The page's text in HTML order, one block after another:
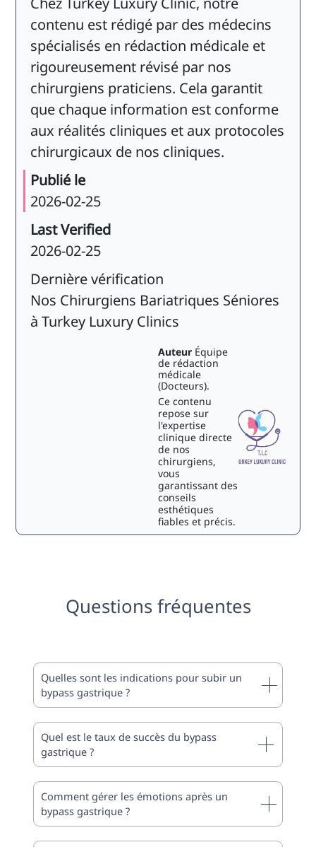
contenu est rédigé par des médecins
spécialisés en rédaction médicale et
rigoureusement révisé par nos
chirurgiens praticiens. Cela garantit
que chaque information est conforme
aux réalités cliniques et aux protocoles
chirurgicaux de nos cliniques.
Publié le
2026-02-25
Last Verified
2026-02-25
Dernière vérification
Nos Chirurgiens Bariatriques Séniores
à Turkey Luxury Clinics
Auteur Équipe
de rédaction
médicale
(Docteurs).
Ce contenu
repose sur
l'expertise
clinique directe
de nos
chirurgiens,
vous
garantissant des
conseils
esthétiques
fiables et précis.
Questions fréquentes
Quelles sont les indications pour subir un
bypass gastrique ?
Quel est le taux de succès du bypass
gastrique ?
Comment gérer les émotions après un
bypass gastrique ?